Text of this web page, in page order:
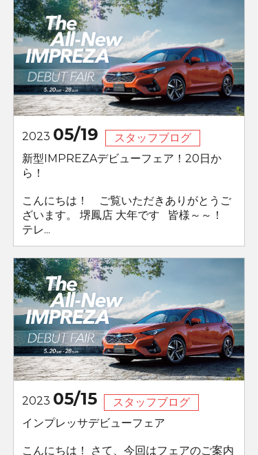
2023 05/19
スタッフブログ
新型IMPREZAデビューフェア！20日か
ら！
こんにちは！ ご覧いただきありがとうご
ざいます。 堺鳳店 大年です 皆様～～！
テレ...
2023 05/15
スタッフブログ
インプレッサデビューフェア
こんにちは！ さて、今回はフェアのご案内